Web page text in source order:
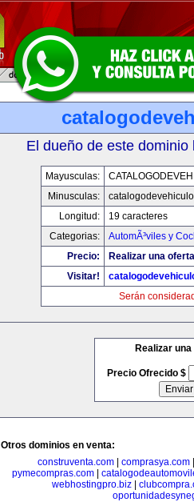
El dueño de este
Mayusculas:
Minusculas:
Longitud:
19 caracteres
Categorias:
AutomÃ³viles y
Precio:
Realizar una
Visitar!
Serán
Realizar
Precio Ofrecido $
Otros dominios en venta:
construventa.com| comprasya.com|
pymecompras.com|
webhostingpro.biz|